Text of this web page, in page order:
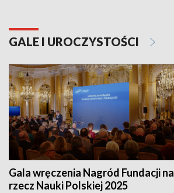
GALE I UROCZYSTOŚCI
Gala wręczenia Nagród Fundacji na
rzecz Nauki Polskiej 2025